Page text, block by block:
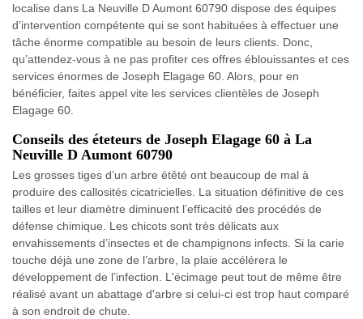
localise dans La Neuville D Aumont 60790 dispose des équipes
d’intervention compétente qui se sont habituées à effectuer une
tâche énorme compatible au besoin de leurs clients. Donc,
qu’attendez-vous à ne pas profiter ces offres éblouissantes et ces
services énormes de Joseph Elagage 60. Alors, pour en
bénéficier, faites appel vite les services clientèles de Joseph
Elagage 60.
Conseils des éteteurs de Joseph Elagage 60 à La
Neuville D Aumont 60790
Les grosses tiges d’un arbre étêté ont beaucoup de mal à
produire des callosités cicatricielles. La situation définitive de ces
tailles et leur diamètre diminuent l’efficacité des procédés de
défense chimique. Les chicots sont très délicats aux
envahissements d’insectes et de champignons infects. Si la carie
touche déjà une zone de l’arbre, la plaie accélérera le
développement de l’infection. L'écimage peut tout de même être
réalisé avant un abattage d'arbre si celui-ci est trop haut comparé
à son endroit de chute.